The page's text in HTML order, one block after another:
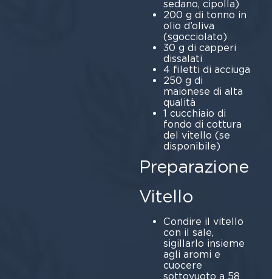
sedano, cipolla)
200 g di tonno in
olio d’oliva
(sgocciolato)
30 g di capperi
dissalati
4 filetti di acciuga
250 g di
maionese di alta
qualità
1 cucchiaio di
fondo di cottura
del vitello (se
disponibile)
Preparazione
Vitello
Condire il vitello
con il sale,
sigillarlo insieme
agli aromi e
cuocere
sottovuoto a 58